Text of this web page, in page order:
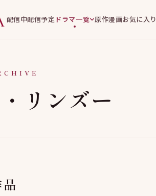
配信中配信予定 ドラマ一覧 原作漫画お気に入り
リンズー